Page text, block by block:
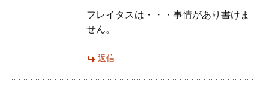
フレイタスは・・・事情があり書けま
せん。
返信